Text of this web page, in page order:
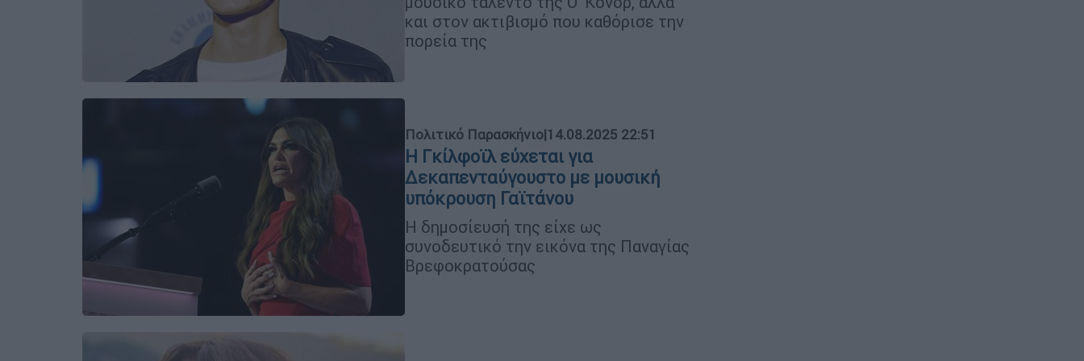
και στον ακτιβισμό που καθόρισε την
πορεία της
Πολιτικό Παρασκήνιο|14.08.2025 22:51
Η Γκίλφοϊλ εύχεται για
Δεκαπενταύγουστο με μουσική
υπόκρουση Γαϊτάνου
Η δημοσίευσή της είχε ως
συνοδευτικό την εικόνα της Παναγίας
Βρεφοκρατούσας